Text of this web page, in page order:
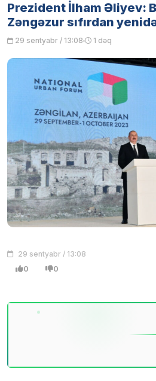
Prezident İlham Əliyev:
Zəngəzur sıfırdan
29 sentyabr / 13:08 1 dəq
29 sentyabr / 13:08
0 0